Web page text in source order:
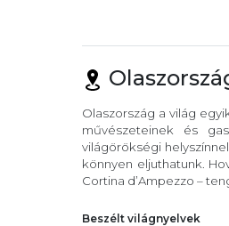
Olaszország a világ
művészeteinek és
világörökségi
könnyen eljuthatunk.
Cortina d’Ampezzo –
Beszélt világnyelvek